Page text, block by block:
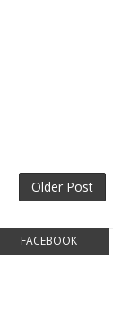
Older Post
FACEBOOK